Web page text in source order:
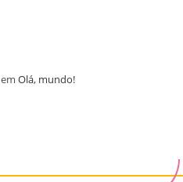
emOlá, mundo!